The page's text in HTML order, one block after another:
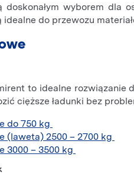
doskonałym wyborem
do przewozu
to idealne
cięższe ładunki bez
do 750 kg
(laweta) 2500 – 2700 kg
3000 – 3500 kg